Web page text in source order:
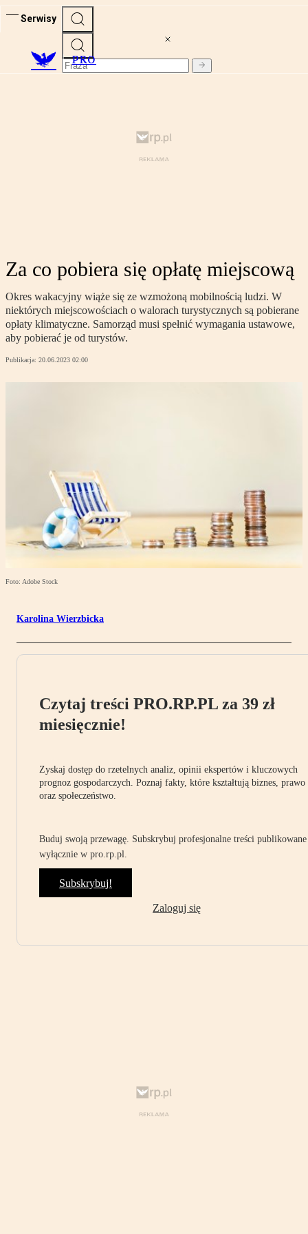
Serwisy
PRO
Za co pobiera się opłatę miejscową
Okres wakacyjny wiąże się ze wzmożoną mobilnością ludzi. W
niektórych miejscowościach o walorach turystycznych są pobierane
opłaty klimatyczne. Samorząd musi spełnić wymagania ustawowe,
aby pobierać je od turystów.
Publikacja: 20.06.2023 02:00
Foto: Adobe Stock
Karolina Wierzbicka
Czytaj treści PRO.RP.PL za 39 zł
miesięcznie!
Zyskaj dostęp do rzetelnych analiz, opinii ekspertów i kluczowych
prognoz gospodarczych. Poznaj fakty, które kształtują biznes, prawo
oraz społeczeństwo.
Buduj swoją przewagę. Subskrybuj profesjonalne treści publikowane
wyłącznie w pro.rp.pl.
Subskrybuj!
Zaloguj się